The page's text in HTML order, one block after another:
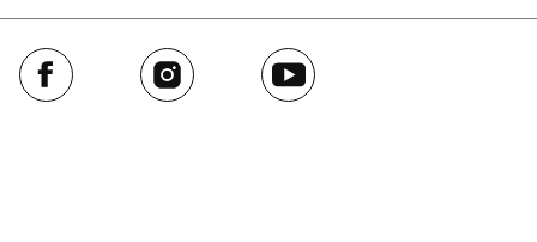
Facebook Instagram YouTube